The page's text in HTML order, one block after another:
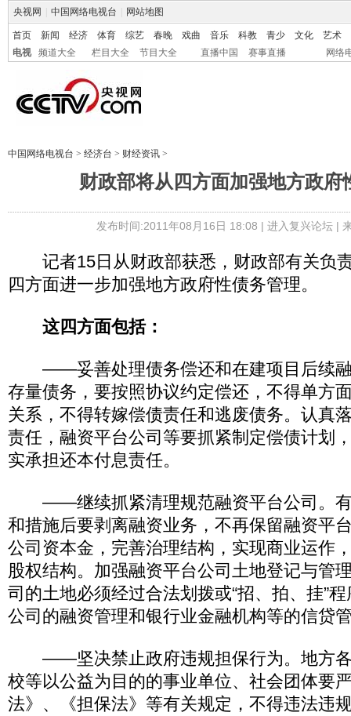
央视网 中国网络电视台 网站地图
首页 新闻 经济 体育 综艺 春晚 戏曲 音乐 科教 青少 文化
艺术
电视
频道大全 栏目大全 节目大全 直播中国 赛事直播 网络
中国网络电视台 > 经济台 > 财经资讯 >
财政部将从四方面加强地方政府
发布时间:2011年08月16日 18:08 | 进入复兴论坛|
记者15日从财政部获悉，财政部有关负
四方面进一步加强地方政府性债务管理。
这四方面包括：
——妥善处理债务偿还和在建项目后续融
存量债务，要按照协议约定偿还，不得单方
关系，不得转嫁偿债责任和逃废债务。认真
责任，融资平台公司等要抓紧制定偿债计划
实承担还本付息责任。
——继续抓紧清理规范融资平台公司。有
和措施后要剥离融资业务，不再保留融资平
公司资本金，完善治理结构，实现商业运作
股权结构。加强融资平台公司土地登记与管
司的土地必须经过合法划拨或“招、拍、挂”
公司的融资管理和银行业金融机构等的信贷
——坚决禁止政府违规担保行为。地方各
校等以公益为目的的事业单位、社会团体要
法》、《担保法》等有关规定，不得违法违